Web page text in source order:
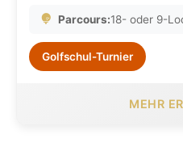
Parcours:18- oder 9-
Golfschul-Turnier
MEHR